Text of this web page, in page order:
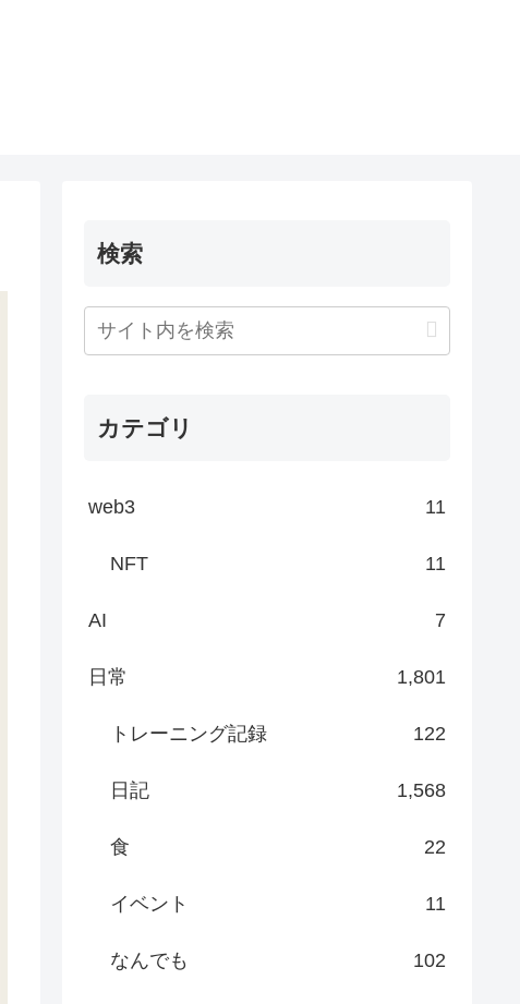
検索
カテゴリ
web3 11
NFT 11
AI 7
日常 1,801
トレーニング記録 122
日記 1,568
食 22
イベント 11
なんでも 102